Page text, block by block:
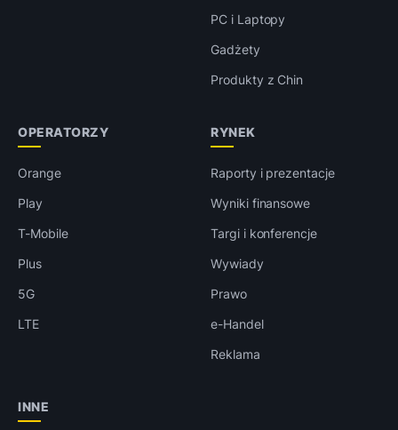
PC i Laptopy
Gadżety
Produkty z Chin
OPERATORZY
Orange
Play
T-Mobile
Plus
5G
LTE
RYNEK
Raporty i prezentacje
Wyniki finansowe
Targi i konferencje
Wywiady
Prawo
e-Handel
Reklama
INNE